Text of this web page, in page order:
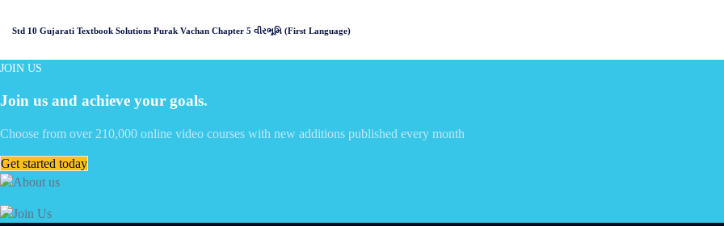
Std 10 Gujarati Textbook Solutions Purak Vachan Chapter 5 વીરભૂમિ (First Language)
JOIN US
Join us and achieve your goals.
Choose from over 210,000 online video courses with new additions published every month
Get started today